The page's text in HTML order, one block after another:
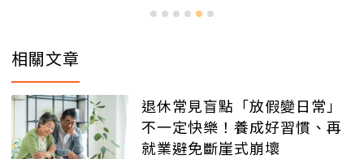
相關文章
退休常見盲點「放假變日常」
不一定快樂！養成好習慣、再
就業避免斷崖式崩壞